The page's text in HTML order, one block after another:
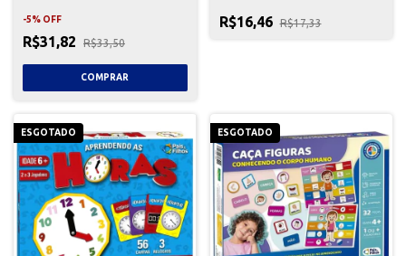
-5% OFF
R$31,82 R$33,50
R$16,46 R$17,33
ESGOTADO ESGOTADO